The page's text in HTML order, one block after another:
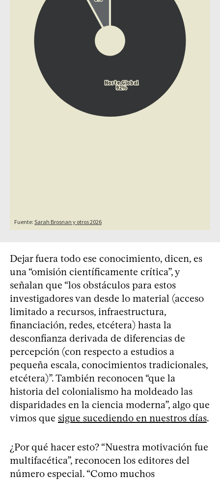
Dejar fuera todo ese conocimiento, dicen, es
una “omisión científicamente crítica”, y
señalan que “los obstáculos para estos
investigadores van desde lo material (acceso
limitado a recursos, infraestructura,
financiación, redes, etcétera) hasta la
desconfianza derivada de diferencias de
percepción (con respecto a estudios a
pequeña escala, conocimientos tradicionales,
etcétera)”. También reconocen “que la
historia del colonialismo ha moldeado las
disparidades en la ciencia moderna”, algo que
vimos que sigue sucediendo en nuestros días.
¿Por qué hacer esto? “Nuestra motivación fue
multifacética”, reconocen los editores del
número especial. “Como muchos